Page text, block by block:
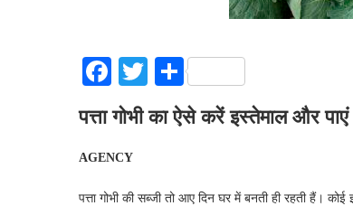
Facebook
Twitter
Share
पत्ता गोभी का ऐसे करें इस्तेमाल और पाएं
AGENCY
पत्ता गोभी की सब्जी तो आए दिन घर में बनती ही रहती हैं।